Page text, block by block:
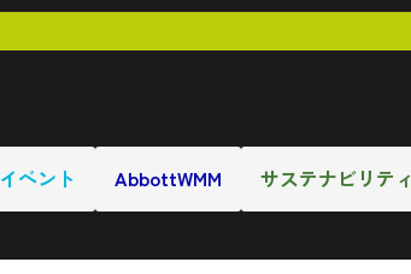
イベント AbbottWMM サステナビリティ